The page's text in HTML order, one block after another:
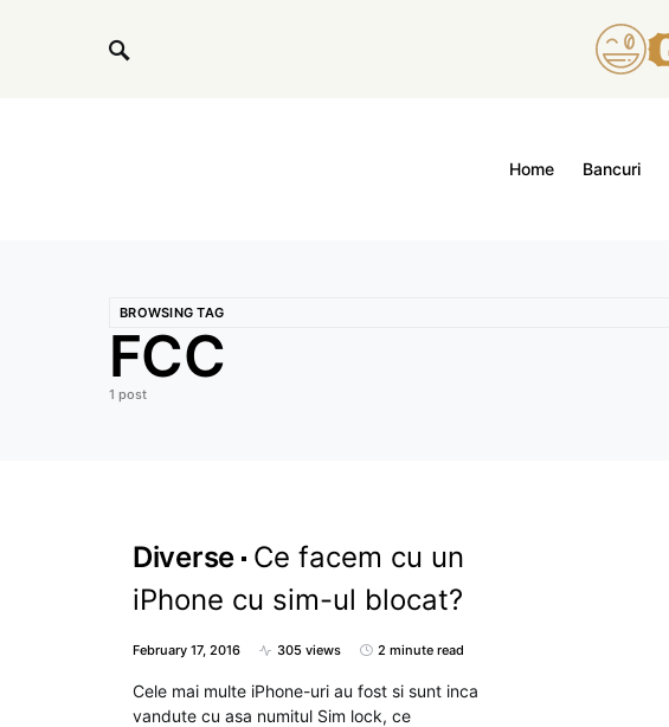
Home Bancuri
BROWSING TAG
FCC
1 post
Diverse Ce facem cu un
iPhone cu sim-ul blocat?
February 17, 2016 305 views 2 minute read
Cele mai multe iPhone-uri au fost si sunt inca
vandute cu asa numitul Sim lock, ce